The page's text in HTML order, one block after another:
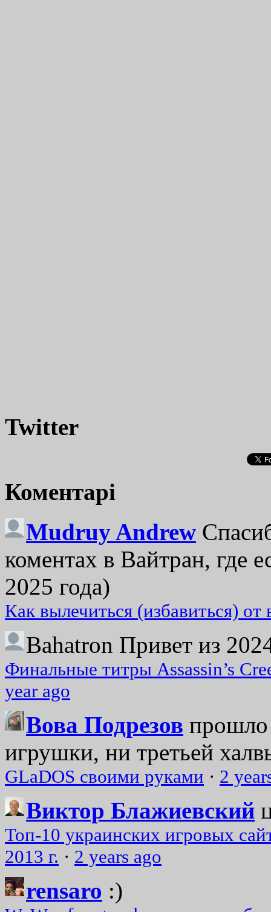
Twitter
Коментарі
Mudruy Andrew
коментах в Вайтран, где
2025 года)
Как вылечиться (избавиться)
Bahatron Привет из
Финальные титры Assassin’s
year ago
Вова Подрезов прошло
игрушки, ни третьей
GLaDOS своими руками · 2
Виктор Блажиевский
Топ-10 украинских игровых
2013 г. · 2 years ago
rensaro :)